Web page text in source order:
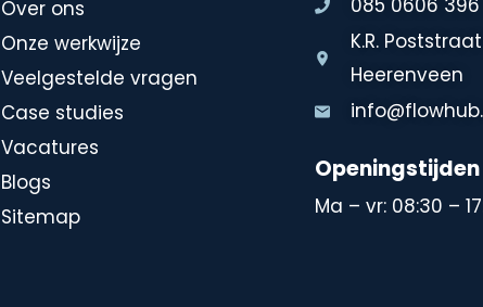
Over ons
Onze werkwijze
Veelgestelde vragen
Case studies
Vacatures
Blogs
Sitemap
085 0606 396
K.R.
Heerenveen
Openingstijden
Ma – vr: 08:30 –